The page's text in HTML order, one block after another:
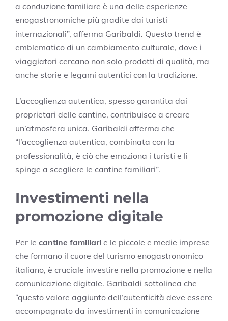
a conduzione familiare è una delle esperienze
enogastronomiche più gradite dai turisti
internazionali”, afferma Garibaldi. Questo trend è
emblematico di un cambiamento culturale, dove i
viaggiatori cercano non solo prodotti di qualità, ma
anche storie e legami autentici con la tradizione.
L’accoglienza autentica, spesso garantita dai
proprietari delle cantine, contribuisce a creare
un’atmosfera unica. Garibaldi afferma che
“l’accoglienza autentica, combinata con la
professionalità, è ciò che emoziona i turisti e li
spinge a scegliere le cantine familiari”.
Investimenti nella
promozione digitale
Per le cantine familiari e le piccole e medie imprese
che formano il cuore del turismo enogastronomico
italiano, è cruciale investire nella promozione e nella
comunicazione digitale. Garibaldi sottolinea che
“questo valore aggiunto dell’autenticità deve essere
accompagnato da investimenti in comunicazione